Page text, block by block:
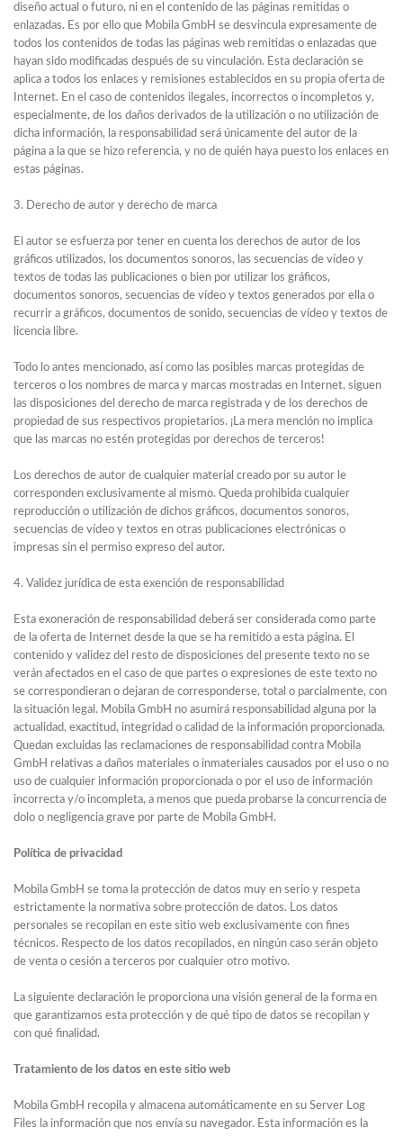
diseño actual o futuro, ni en el contenido de las páginas remitidas o
enlazadas. Es por ello que Mobila GmbH se desvincula expresamente de
todos los contenidos de todas las páginas web remitidas o enlazadas que
hayan sido modificadas después de su vinculación. Esta declaración se
aplica a todos los enlaces y remisiones establecidos en su propia oferta de
Internet. En el caso de contenidos ilegales, incorrectos o incompletos y,
especialmente, de los daños derivados de la utilización o no utilización de
dicha información, la responsabilidad será únicamente del autor de la
página a la que se hizo referencia, y no de quién haya puesto los enlaces en
estas páginas.
3. Derecho de autor y derecho de marca
El autor se esfuerza por tener en cuenta los derechos de autor de los
gráficos utilizados, los documentos sonoros, las secuencias de vídeo y
textos de todas las publicaciones o bien por utilizar los gráficos,
documentos sonoros, secuencias de vídeo y textos generados por ella o
recurrir a gráficos, documentos de sonido, secuencias de vídeo y textos de
licencia libre.
Todo lo antes mencionado, así como las posibles marcas protegidas de
terceros o los nombres de marca y marcas mostradas en Internet, siguen
las disposiciones del derecho de marca registrada y de los derechos de
propiedad de sus respectivos propietarios. ¡La mera mención no implica
que las marcas no estén protegidas por derechos de terceros!
Los derechos de autor de cualquier material creado por su autor le
corresponden exclusivamente al mismo. Queda prohibida cualquier
reproducción o utilización de dichos gráficos, documentos sonoros,
secuencias de vídeo y textos en otras publicaciones electrónicas o
impresas sin el permiso expreso del autor.
4. Validez jurídica de esta exención de responsabilidad
Esta exoneración de responsabilidad deberá ser considerada como parte
de la oferta de Internet desde la que se ha remitido a esta página. El
contenido y validez del resto de disposiciones del presente texto no se
verán afectados en el caso de que partes o expresiones de este texto no
se correspondieran o dejaran de corresponderse, total o parcialmente, con
la situación legal. Mobila GmbH no asumirá responsabilidad alguna por la
actualidad, exactitud, integridad o calidad de la información proporcionada.
Quedan excluidas las reclamaciones de responsabilidad contra Mobila
GmbH relativas a daños materiales o inmateriales causados por el uso o no
uso de cualquier información proporcionada o por el uso de información
incorrecta y/o incompleta, a menos que pueda probarse la concurrencia de
dolo o negligencia grave por parte de Mobila GmbH.
Política de privacidad
Mobila GmbH se toma la protección de datos muy en serio y respeta
estrictamente la normativa sobre protección de datos. Los datos
personales se recopilan en este sitio web exclusivamente con fines
técnicos. Respecto de los datos recopilados, en ningún caso serán objeto
de venta o cesión a terceros por cualquier otro motivo.
La siguiente declaración le proporciona una visión general de la forma en
que garantizamos esta protección y de qué tipo de datos se recopilan y
con qué finalidad.
Tratamiento de los datos en este sitio web
Mobila GmbH recopila y almacena automáticamente en su Server Log
Files la información que nos envía su navegador. Esta información es la